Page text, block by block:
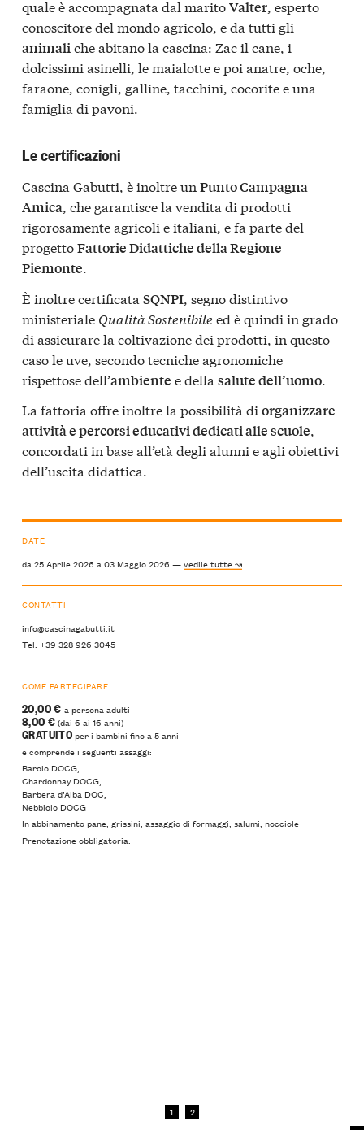
quale è accompagnata dal maritoValter, esperto
conoscitore del mondo agricolo, e da tutti gli
animaliche abitano la cascina: Zac il cane, i
dolcissimi asinelli, le maialotte e poi anatre, oche,
faraone, conigli, galline, tacchini, cocorite e una
famiglia di pavoni.
Le certificazioni
Cascina Gabutti, è inoltre un Punto Campagna
Amica, che garantisce la vendita di prodotti
rigorosamente agricoli e italiani, e fa parte del
progettoFattorie Didattiche della Regione
Piemonte.
È inoltre certificata SQNPI, segno distintivo
ministeriale Qualità Sostenibileed è quindi in grado
di assicurare la coltivazione dei prodotti, in questo
caso le uve, secondo tecniche agronomiche
rispettose dell’ambiente e della salute dell’uomo.
La fattoria offre inoltre la possibilità di organizzare
attività e percorsi educativi dedicati alle scuole,
concordati in base all’età degli alunni e agli obiettivi
dell’uscita didattica.
DATE
da 25 Aprile 2026 a 03 Maggio 2026 —vedile tutte ↝
CONTATTI
info@cascinagabutti.it
Tel: +39 328 926 3045
COME PARTECIPARE
20,00 € a persona adulti
8,00 €(dai 6 ai 16 anni)
GRATUITOper i bambini fino a 5 anni
e comprende i seguenti assaggi:
Barolo DOCG,
Chardonnay DOCG,
Barbera d’Alba DOC,
Nebbiolo DOCG
In abbinamento pane, grissini, assaggio di formaggi, salumi, nocciole
Prenotazione obbligatoria.
1
2